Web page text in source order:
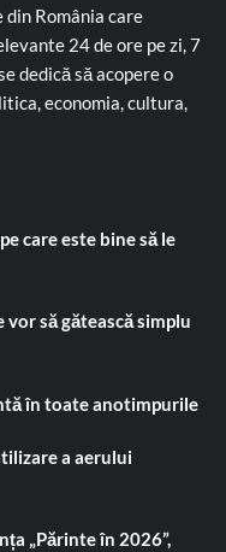
România care
24 de ore pe zi, 7
dedică să acopere o
economia, cultura,
care este bine să le
să gătească simplu
în toate anotimpurile
a aerului
„Părinte în 2026”,